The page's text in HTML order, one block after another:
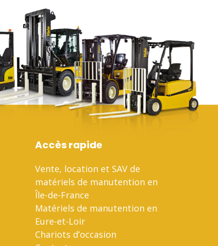
Accès rapide
Vente, location et SAV de
matériels de manutention en
Île-de-France
Matériels de manutention en
Eure-et-Loir
Chariots d’occasion